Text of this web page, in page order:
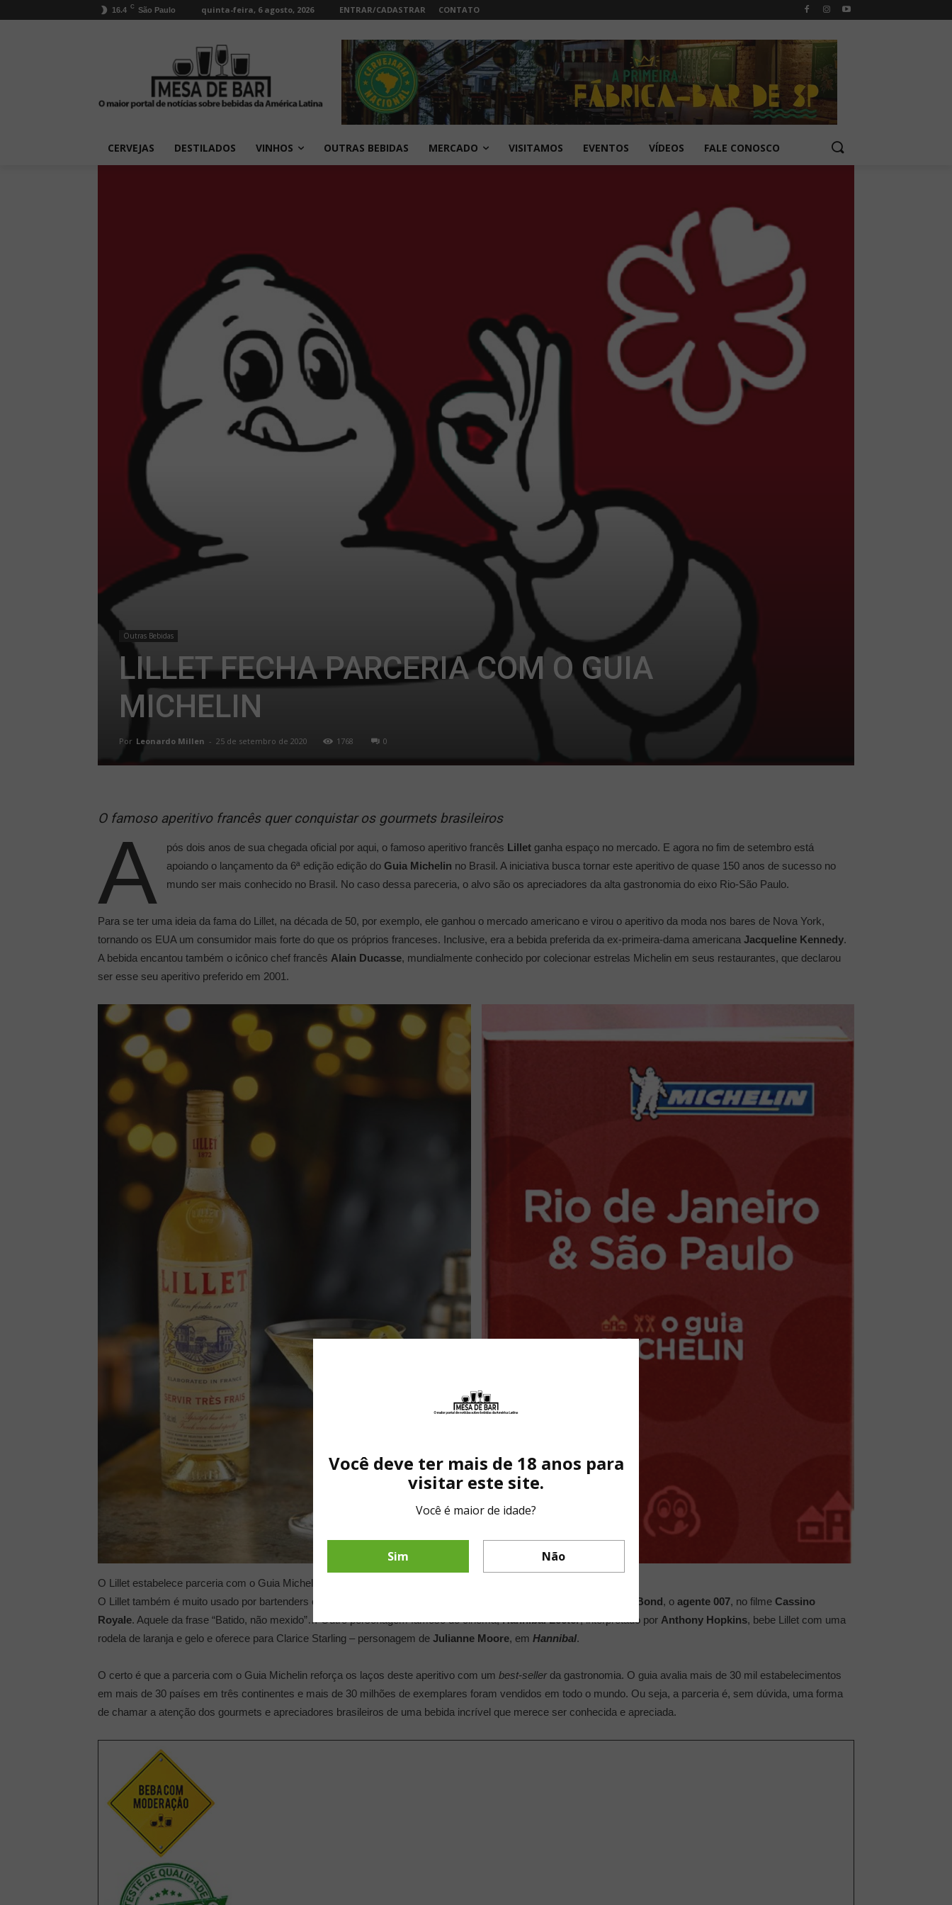
16.4 C São Paulo quinta-feira, 6 agosto, 2026 ENTRAR/CADASTRAR CONTATO
CERVEJAS DESTILADOS VINHOS OUTRAS BEBIDAS MERCADO VISITAMOS EVENTOS VÍDEOS FALE CONOSCO
Outras Bebidas
LILLET FECHA PARCERIA COM O GUIA
MICHELIN
Por Leonardo Millen - 25 de setembro de 2020 1768 0
O famoso aperitivo francês quer conquistar os gourmets brasileiros
A pós dois anos de sua chegada oficial por aqui, o famoso aperitivo francês Lillet ganha espaço no mercado. E agora no fim de setembro está
apoiando o lançamento da 6ª edição edição do Guia Michelin no Brasil. A iniciativa busca tornar este aperitivo de quase 150 anos de sucesso no
mundo ser mais conhecido no Brasil. No caso dessa pareceria, o alvo são os apreciadores da alta gastronomia do eixo Rio-São Paulo.
Para se ter uma ideia da fama do Lillet, na década de 50, por exemplo, ele ganhou o mercado americano e virou o aperitivo da moda nos bares de Nova York,
tornando os EUA um consumidor mais forte do que os próprios franceses. Inclusive, era a bebida preferida da ex-primeira-dama americana Jacqueline Kennedy.
A bebida encantou também o icônico chef francês Alain Ducasse, mundialmente conhecido por colecionar estrelas Michelin em seus restaurantes, que declarou
ser esse seu aperitivo preferido em 2001.
O Lillet estabelece parceria com o Guia Michelin para conquistar os gourmets de Rio e São Paulo
O Lillet também é muito usado por bartenders em diversos drinks, como o clássico
James Bond, o agente 007, no filme Cassino
Royale. Aquele da frase “Batido, não mexido”… Outro personagem famoso do cinema,Hannibal Lecter, interpretado por Anthony Hopkins, bebe Lillet com uma
rodela de laranja e gelo e oferece para Clarice Starling – personagem de Julianne Moore, em Hannibal.
O certo é que a parceria com o Guia Michelin reforça os laços deste aperitivo com um best-sellerda gastronomia. O guia avalia mais de 30 mil estabelecimentos
em mais de 30 países em três continentes e mais de 30 milhões de exemplares foram vendidos em todo o mundo. Ou seja, a parceria é, sem dúvida, uma forma
de chamar a atenção dos gourmets e apreciadores brasileiros de uma bebida incrível que merece ser conhecida e apreciada.
Você deve ter mais de 18 anos para
visitar este site.
Você é maior de idade?
Sim Não